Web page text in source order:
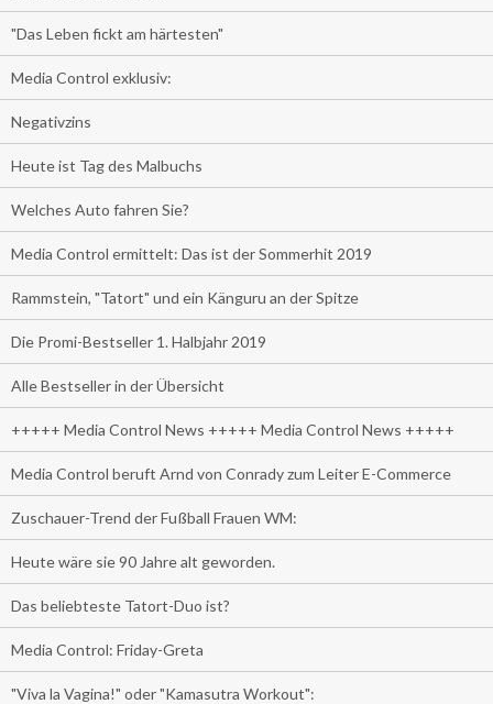
"Das Leben fickt am härtesten"
Media Control exklusiv:
Negativzins
Heute ist Tag des Malbuchs
Welches Auto fahren Sie?
Media Control ermittelt: Das ist der Sommerhit 2019
Rammstein, "Tatort" und ein Känguru an der Spitze
Die Promi-Bestseller 1. Halbjahr 2019
Alle Bestseller in der Übersicht
+++++ Media Control News +++++ Media Control News +++++
Media Control beruft Arnd von Conrady zum Leiter E-Commerce
Zuschauer-Trend der Fußball Frauen WM:
Heute wäre sie 90 Jahre alt geworden.
Das beliebteste Tatort-Duo ist?
Media Control: Friday-Greta
"Viva la Vagina!" oder "Kamasutra Workout":